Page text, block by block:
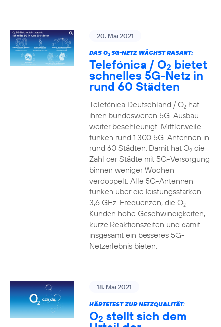
20. Mai 2021
DAS O25G-NETZ WÄCHST RASANT:
Telefónica / O2 bietet
schnelles 5G-Netz in
rund 60 Städten
Telefónica Deutschland / O2hat
ihren bundesweiten 5G-Ausbau
weiter beschleunigt. Mittlerweile
funken rund 1.300 5G-Antennen in
rund 60 Städten. Damit hat O2die
Zahl der Städte mit 5G-Versorgung
binnen weniger Wochen
verdoppelt. Alle 5G-Antennen
funken über die leistungsstarken
3,6 GHz-Frequenzen, die O2
Kunden hohe Geschwindigkeiten,
kurze Reaktionszeiten und damit
insgesamt ein besseres 5G-
Netzerlebnis bieten.
18. Mai 2021
HÄRTETEST ZUR NETZQUALITÄT:
O2 stellt sich dem